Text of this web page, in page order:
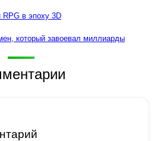
RPG в эпоху 3D
который завоевал миллиарды